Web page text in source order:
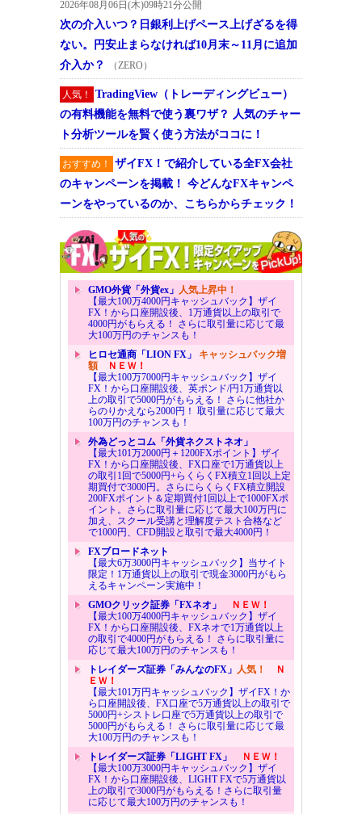
2026年08月06日(木)09時21分公開
次の介入いつ？日銀利上げペース上げざるを得
ない。円安止まらなければ10月末～11月に追加
介入か？
（ZERO）
人気！
TradingView（トレーディングビュー）
の有料機能を無料で使う裏ワザ？ 人気のチャー
ト分析ツールを賢く使う方法がココに！
おすすめ！
ザイFX！で紹介している全FX会社
のキャンペーンを掲載！ 今どんなFXキャンペ
ーンをやっているのか、こちらからチェック！
GMO外貨「外貨ex」 人気上昇中！
【最大100万4000円キャッシュバック】ザイ
FX！から口座開設後、1万通貨以上の取引で
4000円がもらえる！ さらに取引量に応じて最
大100万円のチャンスも！
ヒロセ通商「LION FX」 キャッシュバック増
額ＮＥＷ！
【最大100万7000円キャッシュバック】ザイ
FX！から口座開設後、英ポンド/円1万通貨以
上の取引で5000円がもらえる！ さらに他社か
らのりかえなら2000円！ 取引量に応じて最大
100万円のチャンスも！
外為どっとコム「外貨ネクストネオ」
【最大101万2000円＋1200FXポイント】ザイ
FX！から口座開設後、FX口座で1万通貨以上
の取引1回で5000円+らくらくFX積立1回以上定
期買付で3000円。さらにらくらくFX積立開設
200FXポイント＆定期買付1回以上で1000FXポ
イント。さらに取引量に応じて最大100万円に
加え、スクール受講と理解度テスト合格など
で1000円、CFD開設と取引で最大4000円！
FXブロードネット
【最大6万3000円キャッシュバック】当サイト
限定！1万通貨以上の取引で現金3000円がもら
えるキャンペーン実施中！
GMOクリック証券「FXネオ」
ＮＥＷ！
【最大100万4000円キャッシュバック】ザイ
FX！から口座開設後、FXネオで1万通貨以上
の取引で4000円がもらえる！ さらに取引量に
応じて最大100万円のチャンスも！
トレイダーズ証券「みんなのFX」 人気！
Ｎ
ＥＷ！
【最大101万円キャッシュバック】ザイFX！か
ら口座開設後、FX口座で5万通貨以上の取引で
5000円+シストレ口座で5万通貨以上の取引で
5000円がもらえる！ さらに取引量に応じて最
大100万円のチャンスも！
トレイダーズ証券「LIGHT FX」
ＮＥＷ！
【最大100万3000円キャッシュバック】ザイ
FX！から口座開設後、LIGHT FXで5万通貨以
上の取引で3000円がもらえる！さらに取引量
に応じて最大100万円のチャンスも！